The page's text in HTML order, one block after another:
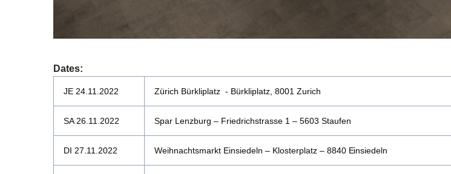
Dates:
JE 24.11.2022 Zürich Bürkliplatz - Bürkliplatz, 8001 Zurich
SA 26.11.2022 Spar Lenzburg – Friedrichstrasse 1 – 5603 Staufen
DI 27.11.2022 Weihnachtsmarkt Einsiedeln – Klosterplatz – 8840 Einsiedeln